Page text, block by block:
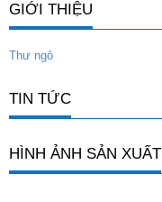
GIỚI THIỆU
Thư ngỏ
TIN TỨC
HÌNH ẢNH SẢN XUẤT